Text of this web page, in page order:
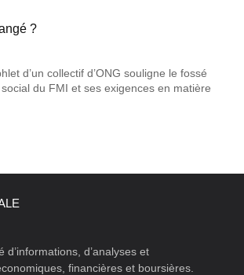
?
d’un collectif d’ONG souligne le fossé
du FMI et ses exigences en matière
d’informations, d’analyses et
financières et boursières.